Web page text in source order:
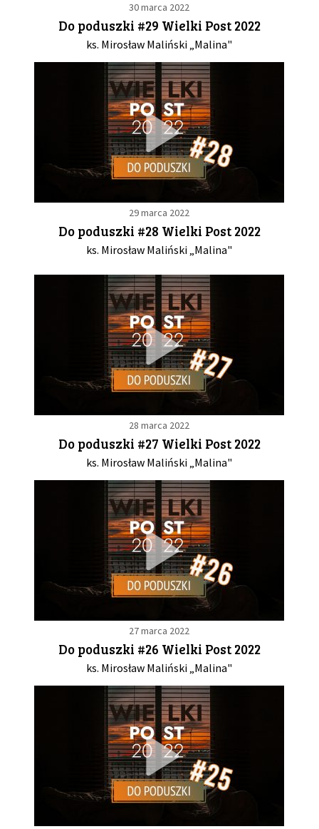
30 marca 2022
Do poduszki #29 Wielki Post 2022
ks. Mirosław Maliński „Malina"
29 marca 2022
Do poduszki #28 Wielki Post 2022
ks. Mirosław Maliński „Malina"
28 marca 2022
Do poduszki #27 Wielki Post 2022
ks. Mirosław Maliński „Malina"
27 marca 2022
Do poduszki #26 Wielki Post 2022
ks. Mirosław Maliński „Malina"